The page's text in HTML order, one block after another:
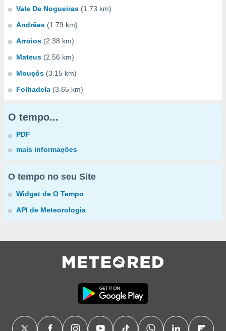
Vale De Nogueiras (1.73 km)
Andrães (1.79 km)
Arroios (2.38 km)
Mateus (2.56 km)
Mouçós (3.15 km)
Folhadela (3.65 km)
O tempo...
PDF
mais informações
O tempo no seu Site
Widget de O Tempo
API de Meteorologia